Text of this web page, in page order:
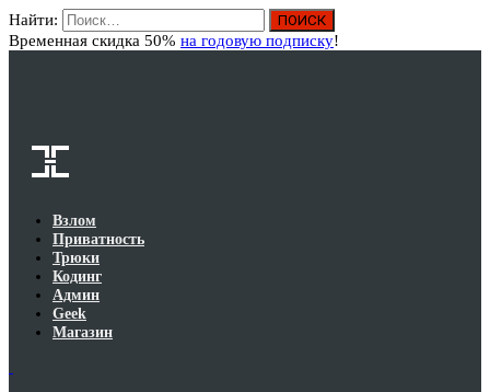
Найти:
Временная скидка 50% на годовую подписку!
Взлом
Приватность
Трюки
Кодинг
Админ
Geek
Магазин